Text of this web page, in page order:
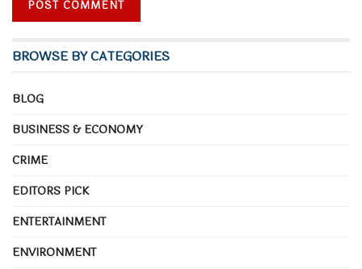
BROWSE BY CATEGORIES
BLOG
BUSINESS & ECONOMY
CRIME
EDITORS PICK
ENTERTAINMENT
ENVIRONMENT